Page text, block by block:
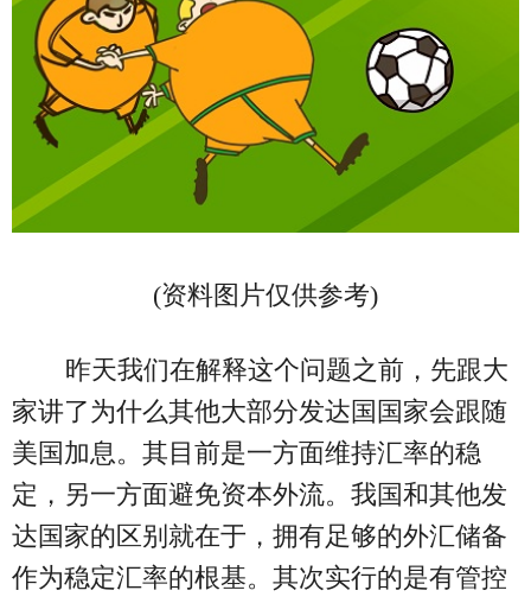
(资料图片仅供参考)
昨天我们在解释这个问题之前，先跟大
家讲了为什么其他大部分发达国国家会跟随
美国加息。其目前是一方面维持汇率的稳
定，另一方面避免资本外流。我国和其他发
达国家的区别就在于，拥有足够的外汇储备
作为稳定汇率的根基。其次实行的是有管控